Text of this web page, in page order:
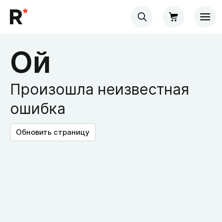
Ой
Произошла неизвестная
ошибка
Обновить страницу